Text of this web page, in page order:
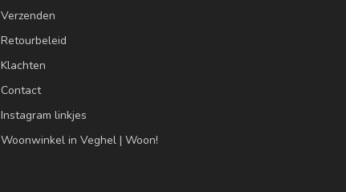
Verzenden
Retourbeleid
Klachten
Contact
Instagram linkjes
Woonwinkel in Veghel | Woon!